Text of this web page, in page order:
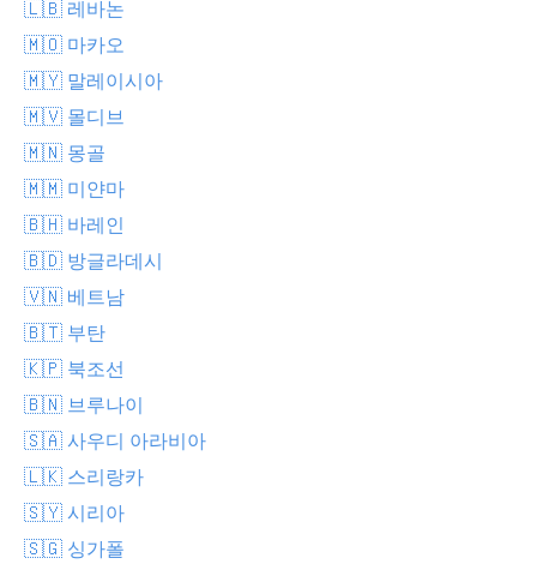
🇱🇧 레바논
🇲🇴 마카오
🇲🇾 말레이시아
🇲🇻 몰디브
🇲🇳 몽골
🇲🇲 미얀마
🇧🇭 바레인
🇧🇩 방글라데시
🇻🇳 베트남
🇧🇹 부탄
🇰🇵 북조선
🇧🇳 브루나이
🇸🇦 사우디 아라비아
🇱🇰 스리랑카
🇸🇾 시리아
🇸🇬 싱가폴